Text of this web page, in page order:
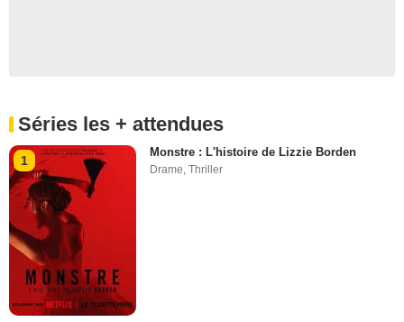
Séries les + attendues
1
Monstre : L'histoire de Lizzie Borden
Drame,Thriller